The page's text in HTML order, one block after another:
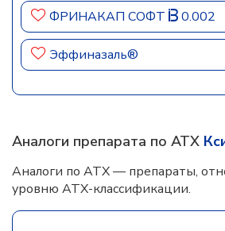
ФРИНАКАП СОФТ 0.002
Эффиназаль®
Аналоги препарата по АТХ
Аналоги по АТХ — препараты,
уровню АТХ-классификации.